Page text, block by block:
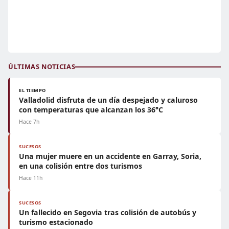
ÚLTIMAS NOTICIAS
EL TIEMPO
Valladolid disfruta de un día despejado y caluroso
con temperaturas que alcanzan los 36°C
Hace 7h
SUCESOS
Una mujer muere en un accidente en Garray, Soria,
en una colisión entre dos turismos
Hace 11h
SUCESOS
Un fallecido en Segovia tras colisión de autobús y
turismo estacionado